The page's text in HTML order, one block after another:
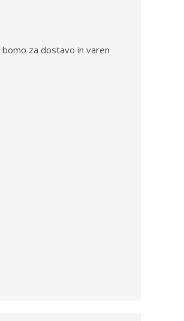
za dostavo in varen